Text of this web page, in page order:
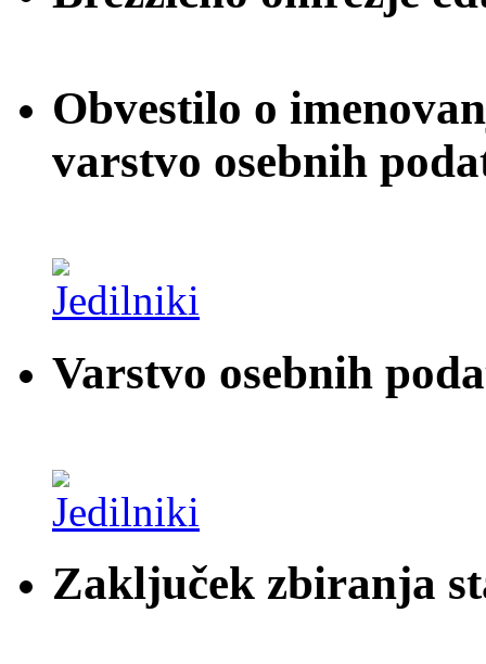
Obvestilo o
varstvo osebnih
Varstvo osebnih
Zaključek zbiranja